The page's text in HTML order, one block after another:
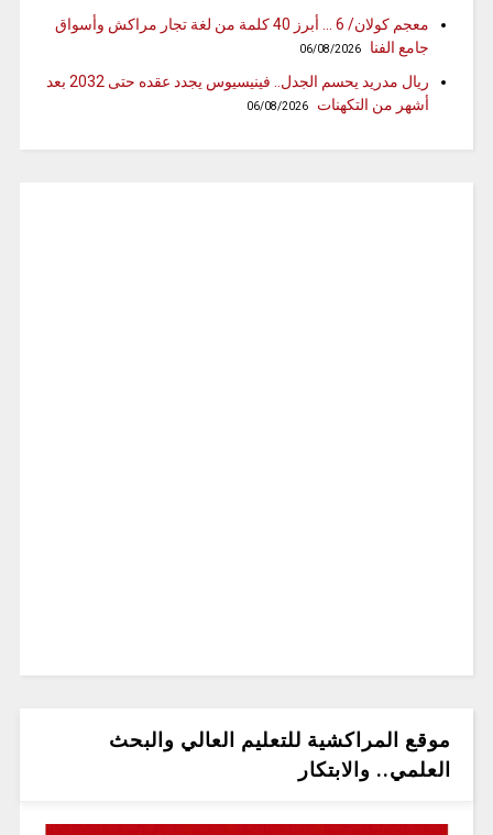
معجم كولان/ 6 … أبرز 40 كلمة من لغة تجار مراكش وأسواق
جامع الفنا
06/08/2026
ريال مدريد يحسم الجدل.. فينيسيوس يجدد عقده حتى 2032 بعد
أشهر من التكهنات
06/08/2026
موقع المراكشية للتعليم العالي والبحث
العلمي.. والابتكار